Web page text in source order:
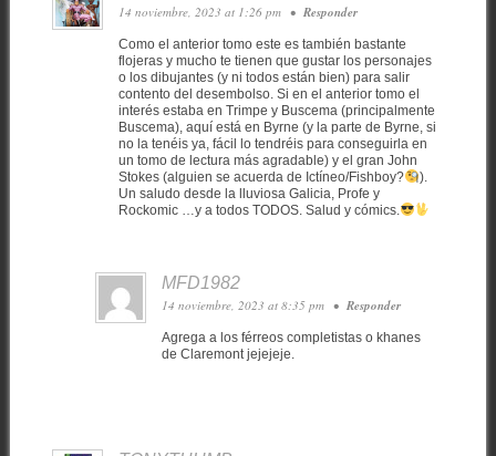
14 noviembre, 2023 at 1:26 pm • Responder
Como el anterior tomo este es también bastante
flojeras y mucho te tienen que gustar los personajes
o los dibujantes (y ni todos están bien) para salir
contento del desembolso. Si en el anterior tomo el
interés estaba en Trimpe y Buscema (principalmente
Buscema), aquí está en Byrne (y la parte de Byrne, si
no la tenéis ya, fácil lo tendréis para conseguirla en
un tomo de lectura más agradable) y el gran John
Stokes (alguien se acuerda de Ictíneo/Fishboy?
).
Un saludo desde la lluviosa Galicia, Profe y
Rockomic …y a todos TODOS. Salud y cómics.
MFD1982
14 noviembre, 2023 at 8:35 pm • Responder
Agrega a los férreos completistas o khanes
de Claremont jejejeje.